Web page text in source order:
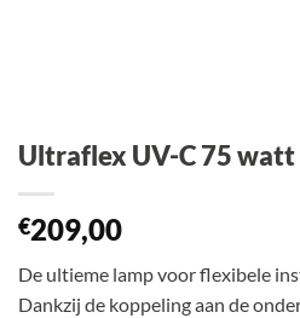
Ultraflex UV-C 75 watt
€209,00
De ultieme lamp voor flexibele
Dankzij de koppeling aan de